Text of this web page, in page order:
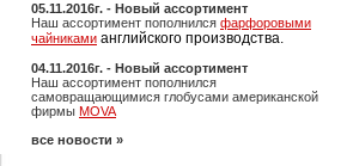
05.11.2016г. - Новый ассортимент
Наш ассортимент пополнился фарфоровыми
чайниками английского производства.
04.11.2016г. - Новый ассортимент
Наш ассортимент пополнился
самовращающимися глобусами американской
фирмы MOVA
все новости »